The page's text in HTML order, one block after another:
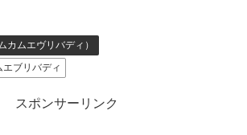
カムエヴリバディ）
ブリバディ
スポンサーリンク